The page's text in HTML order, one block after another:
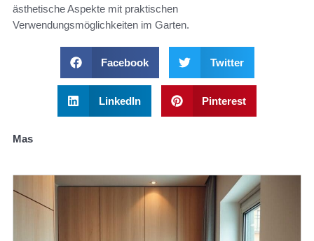
ästhetische Aspekte mit praktischen
Verwendungsmöglichkeiten im Garten.
Facebook Twitter
LinkedIn Pinterest
Mas